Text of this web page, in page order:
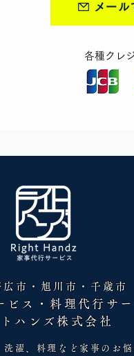
各種クレ
メー
広市・旭川市・千歳市
ビス・料理代行サー
ハンズ株式会社
濯、料理など家事のお